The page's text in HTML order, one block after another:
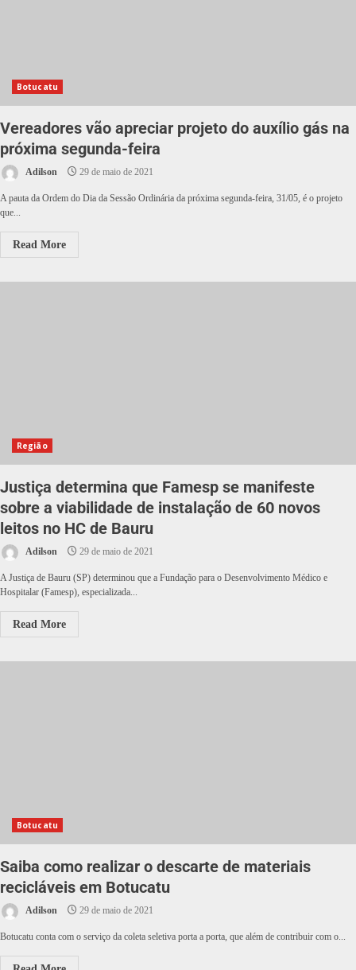
Botucatu
Vereadores vão apreciar projeto do auxílio gás na
próxima segunda-feira
Adilson 29 de maio de 2021
A pauta da Ordem do Dia da Sessão Ordinária da próxima segunda-feira, 31/05, é o projeto
que...
Read More
Região
Justiça determina que Famesp se manifeste
sobre a viabilidade de instalação de 60 novos
leitos no HC de Bauru
Adilson 29 de maio de 2021
A Justiça de Bauru (SP) determinou que a Fundação para o Desenvolvimento Médico e
Hospitalar (Famesp), especializada...
Read More
Botucatu
Saiba como realizar o descarte de materiais
recicláveis em Botucatu
Adilson 29 de maio de 2021
Botucatu conta com o serviço da coleta seletiva porta a porta, que além de contribuir com o...